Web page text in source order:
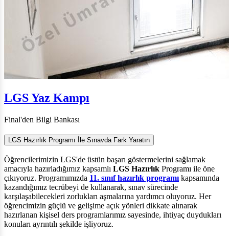
LGS Yaz Kampı
Final'den Bilgi Bankası
LGS Hazırlık Programı İle Sınavda Fark Yaratın
Öğrencilerimizin LGS'de üstün başarı göstermelerini sağlamak
amacıyla hazırladığımız kapsamlı LGS Hazırlık Programı ile öne
çıkıyoruz. Programımızda 11. sınıf hazırlık programı kapsamında
kazandığımız tecrübeyi de kullanarak, sınav sürecinde
karşılaşabilecekleri zorlukları aşmalarına yardımcı oluyoruz. Her
öğrencimizin güçlü ve gelişime açık yönleri dikkate alınarak
hazırlanan kişisel ders programlarımız sayesinde, ihtiyaç duydukları
konuları ayrıntılı şekilde işliyoruz.